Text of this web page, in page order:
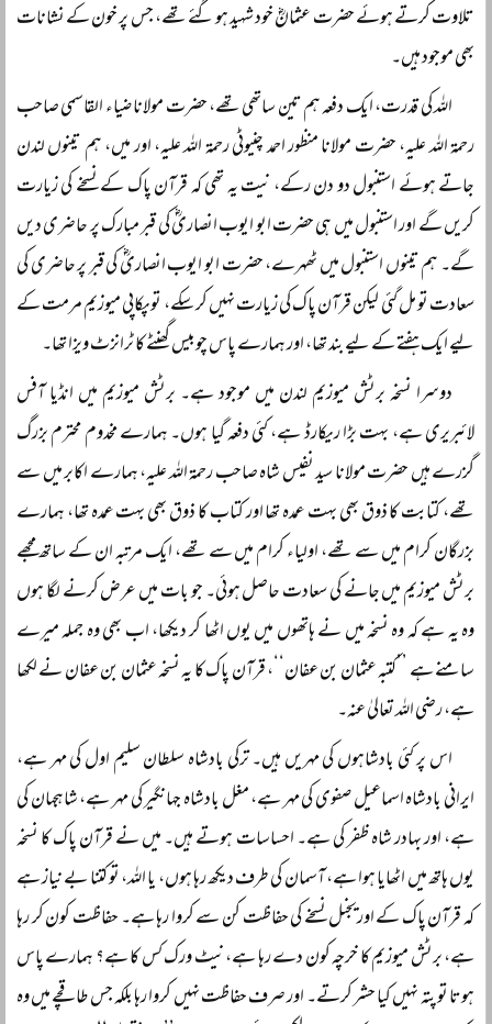
تلاوت کرتے ہوئے حضرت عثمانؓ خود شہید ہو گئے تھے، جس پر خون کے نشانات
بھی موجود ہیں۔
اللہ کی قدرت، ایک دفعہ ہم تین ساتھی تھے، حضرت مولانا ضیاء القاسمی صاحب
رحمۃ اللہ علیہ، حضرت مولانا منظور احمد چنیوٹی رحمۃ اللہ علیہ، اور میں، ہم تینوں لندن
جاتے ہوئے استنبول دو دن رکے، نیت یہ تھی کہ قرآن پاک کے نسخے کی زیارت
کریں گے اور استنبول میں ہی حضرت ابو ایوب انصاریؓ کی قبر مبارک پر حاضری دیں
گے۔ ہم تینوں استنبول میں ٹھہرے، حضرت ابو ایوب انصاریؓ کی قبر پر حاضری کی
سعادت تو مل گئی لیکن قرآن پاک کی زیارت نہیں کر سکے، توپکاپی میوزیم مرمت کے
لیے ایک ہفتے کے لیے بند تھا، اور ہمارے پاس چوبیس گھنٹے کا ٹرانزٹ ویزا تھا۔
دوسرا نسخہ برٹش میوزیم لندن میں موجود ہے۔ برٹش میوزیم میں انڈیا آفس
لائبریری ہے، بہت بڑا ریکارڈ ہے، کئی دفعہ گیا ہوں۔ ہمارے مخدوم محترم بزرگ
گزرے ہیں حضرت مولانا سید نفیس شاہ صاحب رحمۃ اللہ علیہ، ہمارے اکابر میں سے
تھے، کتابت کا ذوق بھی بہت عمدہ تھا اور کتاب کا ذوق بھی بہت عمدہ تھا، ہمارے
بزرگان کرام میں سے تھے، اولیاء کرام میں سے تھے، ایک مرتبہ ان کے ساتھ مجھے
برٹش میوزیم میں جانے کی سعادت حاصل ہوئی۔ جو بات میں عرض کرنے لگا ہوں
وہ یہ ہے کہ وہ نسخہ میں نے ہاتھوں میں یوں اٹھا کر دیکھا، اب بھی وہ جملہ میرے
سامنے ہے ’’کتبہ عثمان بن عفان‘‘، قرآن پاک کا یہ نسخہ عثمان بن عفان نے لکھا
ہے، رضی اللہ تعالیٰ عنہ۔
اس پر کئی بادشاہوں کی مہریں ہیں۔ ترکی بادشاہ سلطان سلیم اول کی مہر ہے،
ایرانی بادشاہ اسماعیل صفوی کی مہر ہے، مغل بادشاہ جہانگیر کی مہر ہے، شاہجہان کی
ہے، اور بہادر شاہ ظفر کی ہے۔ احساسات ہوتے ہیں۔ میں نے قرآن پاک کا نسخہ
یوں ہاتھ میں اٹھایا ہوا ہے، آسمان کی طرف دیکھ رہا ہوں، یا اللہ، تو کتنا بے نیاز ہے
کہ قرآن پاک کے اوریجنل نسخے کی حفاظت کن سے کروا رہا ہے۔ حفاظت کون کر رہا
ہے، برٹش میوزیم کا خرچہ کون دے رہا ہے، نیٹ ورک کس کا ہے؟ ہمارے پاس
ہوتا تو پتہ نہیں کیا حشر کرتے۔ اور صرف حفاظت نہیں کروا رہا بلکہ جس طاقچے میں وہ